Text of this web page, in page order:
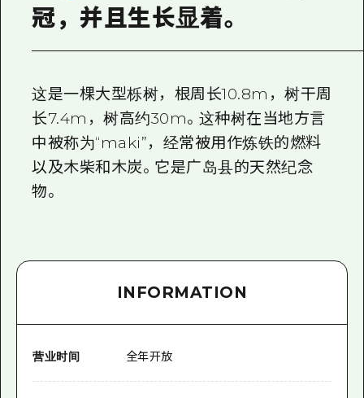
照片下载
冠，并且生长显着。
这是一棵大型栎树，根周长10.8m，树干周
长7.4m，树高约30m。这种树在当地方言
中被称为“maki”，经常被用作炼铁的燃料
以及木柴和木炭。它是广岛县的天然纪念
物。
INFORMATION
营业时间 全年开放